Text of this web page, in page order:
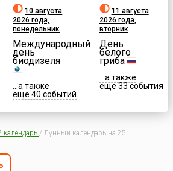
10 августа
2026 года,
понедельник
Международный
день
биодизеля
...а также
еще 40 событий
11 августа
2026 года,
вторник
День
белого
гриба
...а также
еще 33 события
/ Лунный календарь на 25